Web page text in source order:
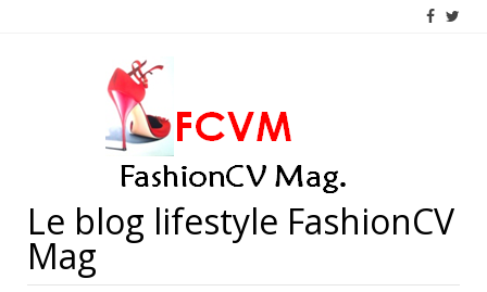
Le blog lifestyle FashionCV
Mag